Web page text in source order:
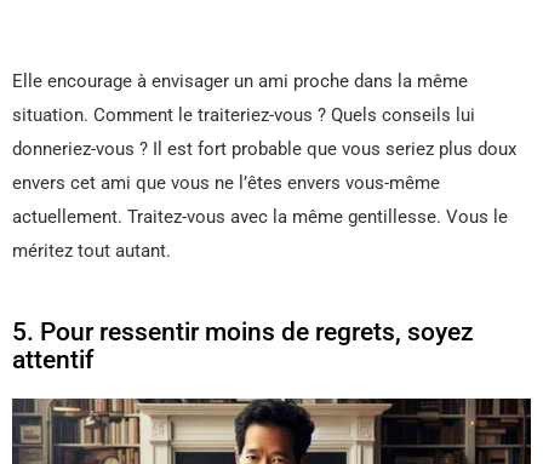
Elle encourage à envisager un ami proche dans la même
situation. Comment le traiteriez-vous ? Quels conseils lui
donneriez-vous ? Il est fort probable que vous seriez plus doux
envers cet ami que vous ne l’êtes envers vous-même
actuellement. Traitez-vous avec la même gentillesse. Vous le
méritez tout autant.
5. Pour ressentir moins de regrets, soyez
attentif